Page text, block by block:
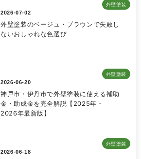
外壁塗装
2026-07-02
外壁塗装のベージュ・ブラウンで失敗し
ないおしゃれな色選び
外壁塗装
2026-06-20
神戸市・伊丹市で外壁塗装に使える補助
金・助成金を完全解説【2025年・
2026年最新版】
外壁塗装
2026-06-18